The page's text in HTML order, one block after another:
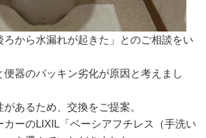
ろから水漏れが起きた」とのご相談をい
器のパッキン劣化が原因と考えまし
あるため、交換をご提案。
ーのLIXIL「ベーシアフチレス（手洗い